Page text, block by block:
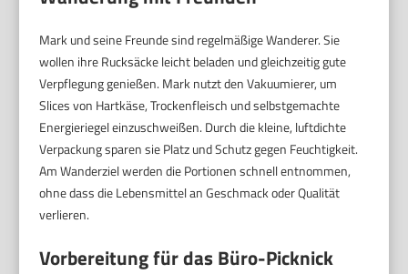
Mark und seine Freunde sind regelmäßige Wanderer. Sie
wollen ihre Rucksäcke leicht beladen und gleichzeitig gute
Verpflegung genießen. Mark nutzt den Vakuumierer, um
Slices von Hartkäse, Trockenfleisch und selbstgemachte
Energieriegel einzuschweißen. Durch die kleine, luftdichte
Verpackung sparen sie Platz und Schutz gegen Feuchtigkeit.
Am Wanderziel werden die Portionen schnell entnommen,
ohne dass die Lebensmittel an Geschmack oder Qualität
verlieren.
Vorbereitung für das Büro-Picknick